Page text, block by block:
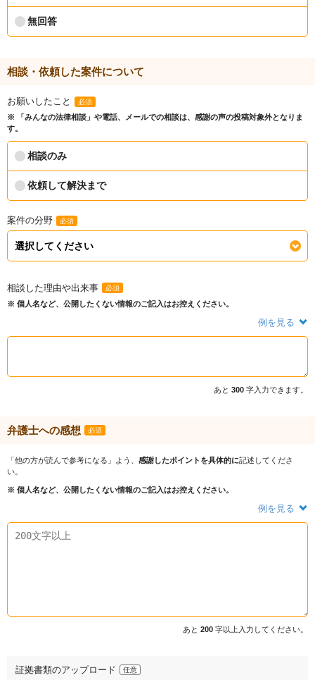
無回答
相談・依頼した案件について
お願いしたこと 必須
※ 「みんなの法律相談」や電話、メールでの相談は、感謝の声の投稿対象外となりま
す。
相談のみ
依頼して解決まで
案件の分野 必須
相談した理由や出来事 必須
※ 個人名など、公開したくない情報のご記入はお控えください。
例を見る
あと 300 字入力できます。
弁護士への感想 必須
「他の方が読んで参考になる」よう、 感謝したポイントを具体的に記述してくださ
い。
※ 個人名など、公開したくない情報のご記入はお控えください。
例を見る
あと 200 字以上入力してください。
証拠書類のアップロード 任意